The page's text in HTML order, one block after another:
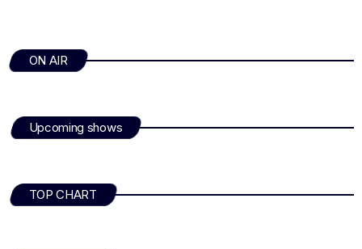
ON AIR
Upcoming shows
TOP CHART